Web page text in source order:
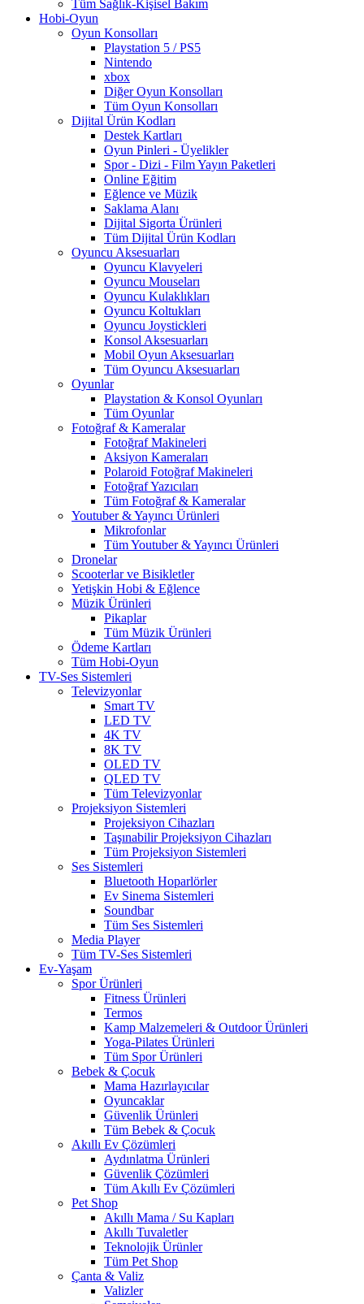
Tüm Sağlık-Kişisel Bakım
Hobi-Oyun
Oyun Konsolları
Playstation 5 / PS5
Nintendo
xbox
Diğer Oyun Konsolları
Tüm Oyun Konsolları
Dijital Ürün Kodları
Destek Kartları
Oyun Pinleri - Üyelikler
Spor - Dizi - Film Yayın Paketleri
Online Eğitim
Eğlence ve Müzik
Saklama Alanı
Dijital Sigorta Ürünleri
Tüm Dijital Ürün Kodları
Oyuncu Aksesuarları
Oyuncu Klavyeleri
Oyuncu Mouseları
Oyuncu Kulaklıkları
Oyuncu Koltukları
Oyuncu Joystickleri
Konsol Aksesuarları
Mobil Oyun Aksesuarları
Tüm Oyuncu Aksesuarları
Oyunlar
Playstation & Konsol Oyunları
Tüm Oyunlar
Fotoğraf & Kameralar
Fotoğraf Makineleri
Aksiyon Kameraları
Polaroid Fotoğraf Makineleri
Fotoğraf Yazıcıları
Tüm Fotoğraf & Kameralar
Youtuber & Yayıncı Ürünleri
Mikrofonlar
Tüm Youtuber & Yayıncı Ürünleri
Dronelar
Scooterlar ve Bisikletler
Yetişkin Hobi & Eğlence
Müzik Ürünleri
Pikaplar
Tüm Müzik Ürünleri
Ödeme Kartları
Tüm Hobi-Oyun
TV-Ses Sistemleri
Televizyonlar
Smart TV
LED TV
4K TV
8K TV
OLED TV
QLED TV
Tüm Televizyonlar
Projeksiyon Sistemleri
Projeksiyon Cihazları
Taşınabilir Projeksiyon Cihazları
Tüm Projeksiyon Sistemleri
Ses Sistemleri
Bluetooth Hoparlörler
Ev Sinema Sistemleri
Soundbar
Tüm Ses Sistemleri
Media Player
Tüm TV-Ses Sistemleri
Ev-Yaşam
Spor Ürünleri
Fitness Ürünleri
Termos
Kamp Malzemeleri & Outdoor Ürünleri
Yoga-Pilates Ürünleri
Tüm Spor Ürünleri
Bebek & Çocuk
Mama Hazırlayıcılar
Oyuncaklar
Güvenlik Ürünleri
Tüm Bebek & Çocuk
Akıllı Ev Çözümleri
Aydınlatma Ürünleri
Güvenlik Çözümleri
Tüm Akıllı Ev Çözümleri
Pet Shop
Akıllı Mama / Su Kapları
Akıllı Tuvaletler
Teknolojik Ürünler
Tüm Pet Shop
Çanta & Valiz
Valizler